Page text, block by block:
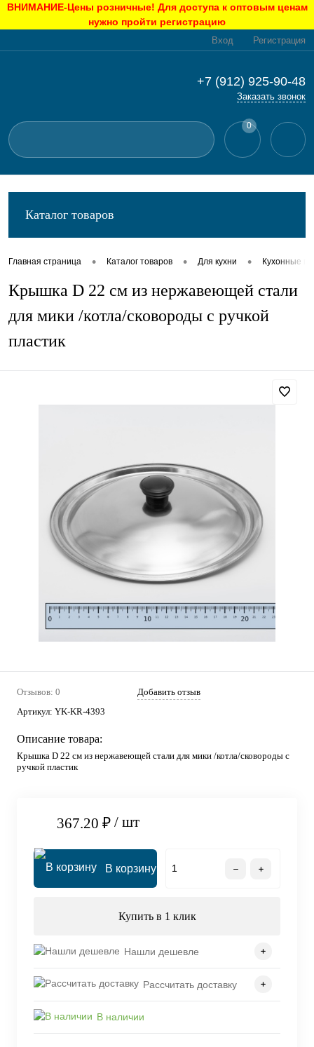
ВНИМАНИЕ-Цены розничные! Для доступа к оптовым ценам
нужно пройти регистрацию
Вход Регистрация
+7 (912) 925-90-48
Заказать звонок
0
Каталог товаров
Главная страница • Каталог товаров • Для кухни • Кухонные
Крышка D 22 см из нержавеющей стали
для мики /котла/сковороды с ручкой
пластик
Отзывов: 0
Добавить отзыв
Артикул: YK-KR-4393
Описание товара:
Крышка D 22 см из нержавеющей стали для мики /котла/сковороды с
ручкой пластик
367.20 ₽ / шт
В корзину
Купить в 1 клик
Нашли дешевле
Рассчитать доставку
В наличии